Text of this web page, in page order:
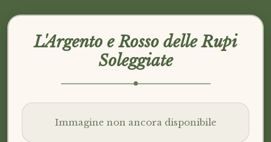
L'Argento e Rosso delle Rupi
Soleggiate
Immagine non ancora disponibile